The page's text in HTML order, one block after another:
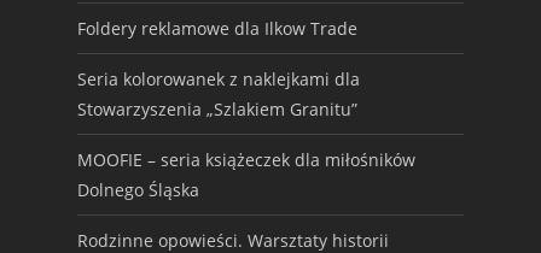
Foldery reklamowe dla Ilkow Trade
Seria kolorowanek z naklejkami dla
Stowarzyszenia „Szlakiem Granitu”
MOOFIE – seria książeczek dla miłośników
Dolnego Śląska
Rodzinne opowieści. Warsztaty historii